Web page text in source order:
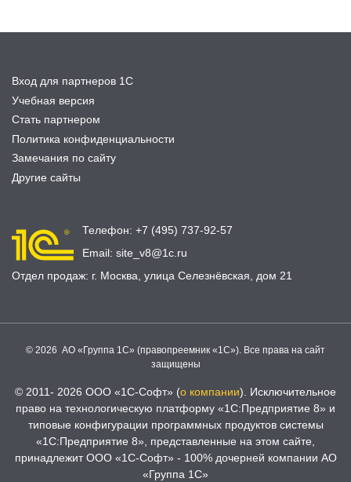
Вход для партнеров 1С
Учебная версия
Стать партнером
Политика конфиденциальности
Замечания по сайту
Другие сайты
Телефон: +7 (495) 737-92-57
Email: site_v8@1c.ru
Отдел продаж: г. Москва улица Селезнёвская, дом 21
© 2026 АО «Группа 1С» (правопреемник «1С»). Все права на сайт
защищены
© 2011- 2026 ООО «1С-Софт» (о компании). Исключительное
право на технологическую платформу «1С:Предприятие 8» и
типовые конфигурации программных продуктов системы
«1С:Предприятие 8», представленные на этом сайте,
принадлежит ООО «1С-Софт» - 100% дочерней компании АО
«Группа 1С»